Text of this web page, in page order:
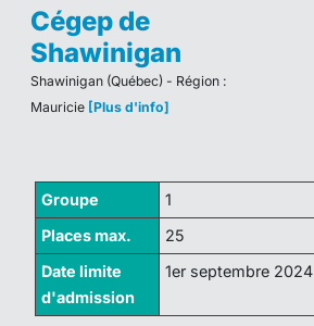
Cégep de
Shawinigan
Shawinigan (Québec) - Région :
Mauricie [Plus d'info]
Groupe
1
Places max.
25
Date limite
d'admission
1erseptembre 2024